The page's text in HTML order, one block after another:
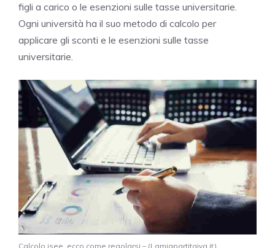
figli a carico o le esenzioni sulle tasse universitarie.
Ogni università ha il suo metodo di calcolo per
applicare gli sconti e le esenzioni sulle tasse
universitarie.
Calcolo isee, ecco come regolarsi – (Lamiapartitaiva.it)